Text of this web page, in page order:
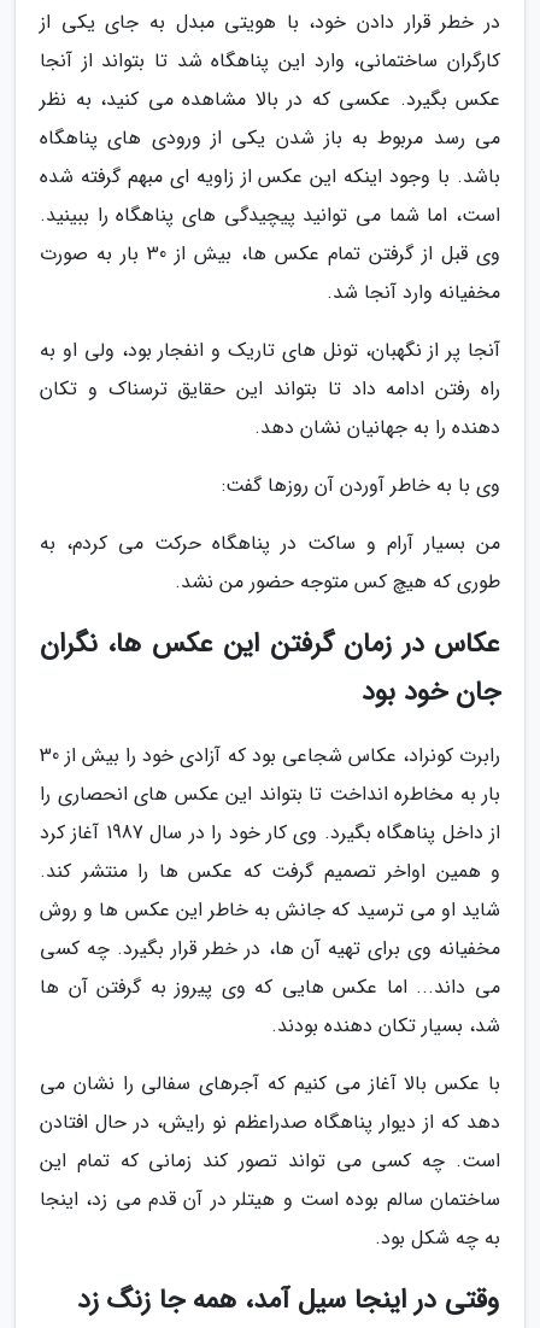
در خطر قرار دادن خود، با هویتی مبدل به جای یکی از
کارگران ساختمانی، وارد این پناهگاه شد تا بتواند از آنجا
عکس بگیرد. عکسی که در بالا مشاهده می کنید، به نظر
می رسد مربوط به باز شدن یکی از ورودی های پناهگاه
باشد. با وجود اینکه این عکس از زاویه ای مبهم گرفته شده
است، اما شما می توانید پیچیدگی های پناهگاه را ببینید.
وی قبل از گرفتن تمام عکس ها، بیش از 30 بار به صورت
مخفیانه وارد آنجا شد.
آنجا پر از نگهبان، تونل های تاریک و انفجار بود، ولی او به
راه رفتن ادامه داد تا بتواند این حقایق ترسناک و تکان
دهنده را به جهانیان نشان دهد.
وی با به خاطر آوردن آن روزها گفت:
من بسیار آرام و ساکت در پناهگاه حرکت می کردم، به
طوری که هیچ کس متوجه حضور من نشد.
عکاس در زمان گرفتن این عکس ها، نگران
جان خود بود
رابرت کونراد، عکاس شجاعی بود که آزادی خود را بیش از 30
بار به مخاطره انداخت تا بتواند این عکس های انحصاری را
از داخل پناهگاه بگیرد. وی کار خود را در سال 1987 آغاز کرد
و همین اواخر تصمیم گرفت که عکس ها را منتشر کند.
شاید او می ترسید که جانش به خاطر این عکس ها و روش
مخفیانه وی برای تهیه آن ها، در خطر قرار بگیرد. چه کسی
می داند... اما عکس هایی که وی پیروز به گرفتن آن ها
شد، بسیار تکان دهنده بودند.
با عکس بالا آغاز می کنیم که آجرهای سفالی را نشان می
دهد که از دیوار پناهگاه صدراعظم نو رایش، در حال افتادن
است. چه کسی می تواند تصور کند زمانی که تمام این
ساختمان سالم بوده است و هیتلر در آن قدم می زد، اینجا
به چه شکل بود.
وقتی در اینجا سیل آمد، همه جا زنگ زد